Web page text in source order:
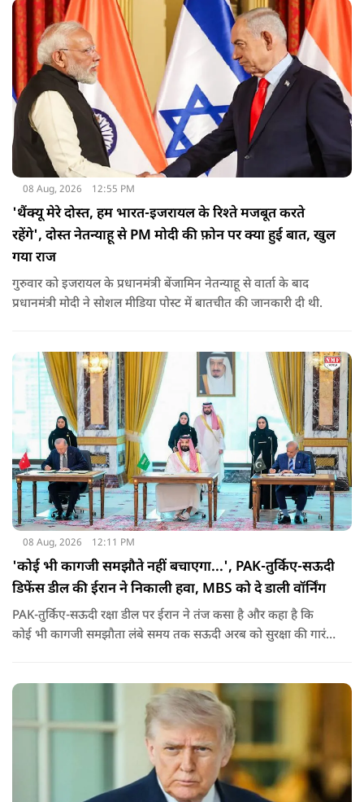
08 Aug, 2026 12:55 PM
'थैंक्यू मेरे दोस्त, हम भारत-इजरायल के रिश्ते मजबूत करते
रहेंगे', दोस्त नेतन्याहू से PM मोदी की फ़ोन पर क्या हुई बात, खुल
गया राज
गुरुवार को इजरायल के प्रधानमंत्री बेंजामिन नेतन्याहू से वार्ता के बाद
प्रधानमंत्री मोदी ने सोशल मीड‍िया पोस्‍ट में बातचीत की जानकारी दी थी.
08 Aug, 2026 12:11 PM
'कोई भी कागजी समझौते नहीं बचाएगा...', PAK-तुर्किए-सऊदी
डिफेंस डील की ईरान ने निकाली हवा, MBS को दे डाली वॉर्निंग
PAK-तुर्किए-सऊदी रक्षा डील पर ईरान ने तंज कसा है और कहा है कि
कोई भी कागजी समझौता लंबे समय तक सऊदी अरब को सुरक्षा की गारंटी